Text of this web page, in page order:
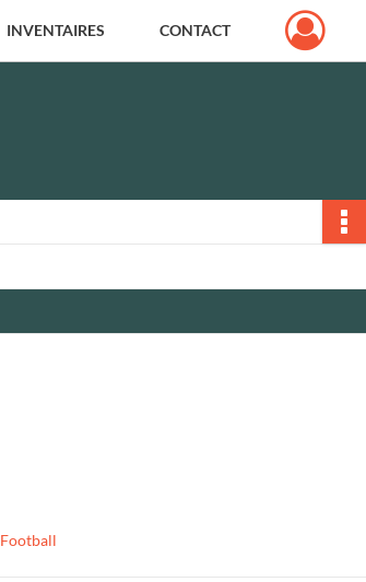
INVENTAIRES CONTACT
Football